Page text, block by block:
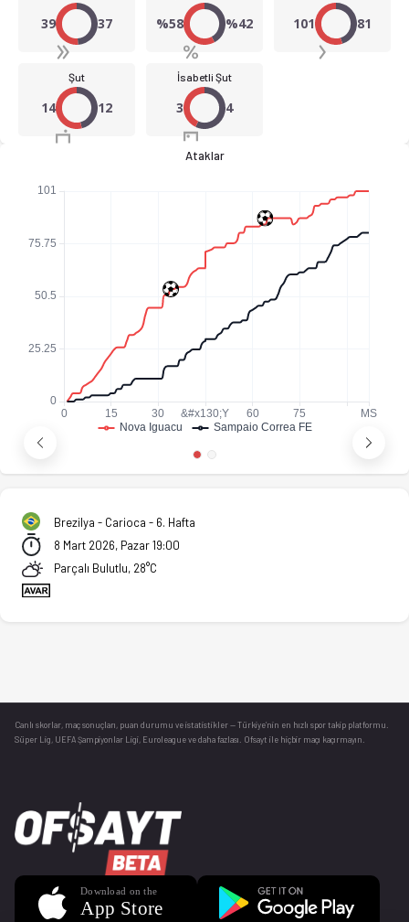
39 37 %58 %42 101 81
Şut
14 12
İsabetli Şut
3 4
Ataklar
Brezilya - Carioca - 6. Hafta
8 Mart 2026, Pazar 19:00
Parçalı Bulutlu, 28°C
Canlı skorlar , maç sonuçları, puan durumu ve istatistikler — Türkiye’nin en hızlı spor takip platformu.
Süper Lig, UEFA Şampiyonlar Ligi, Euroleague ve daha fazlası. Ofsayt ile hiçbir maçı kaçırmayın.